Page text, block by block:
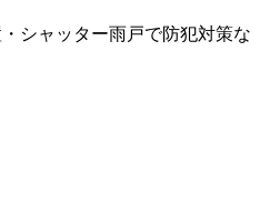
シャッター雨戸で防犯対策な